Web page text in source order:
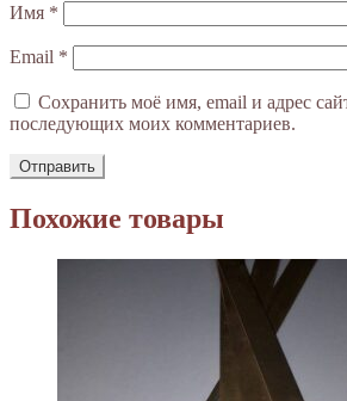
Имя *
Email *
Сохранить моё имя, email и адрес
последующих моих комментариев.
Похожие товары